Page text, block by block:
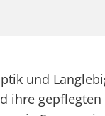
und
ihre